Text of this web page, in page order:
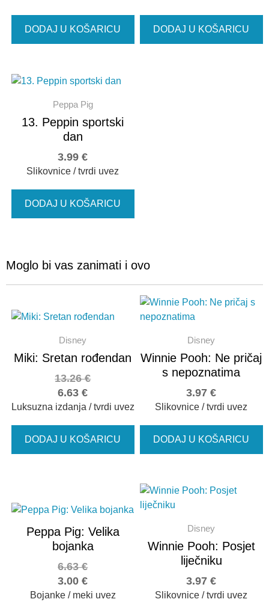
DODAJ U KOŠARICU DODAJ U KOŠARICU
Peppa Pig
13. Peppin sportski
dan
3.99€
Slikovnice / tvrdi uvez
DODAJ U KOŠARICU
Moglo bi vas zanimati i ovo
Disney
Miki: Sretan rođendan
6.63€
13.26€
Luksuzna izdanja / tvrdi uvez
DODAJ U KOŠARICU
Disney
Winnie Pooh: Ne pričaj
s nepoznatima
3.97€
Slikovnice / tvrdi uvez
DODAJ U KOŠARICU
Peppa Pig: Velika
bojanka
3.00€
6.63€
Bojanke / meki uvez
Disney
Winnie Pooh: Posjet
liječniku
3.97€
Slikovnice / tvrdi uvez